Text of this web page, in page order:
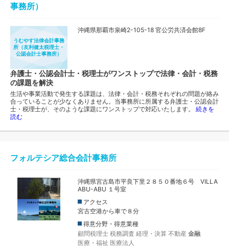
事務所）
うむやす法律会計事務
所（友利健太税理士・
公認会計士事務所）
沖縄県那覇市泉崎2-105-18 官公労共済会館8F
弁護士・公認会計士・税理士がワンストップで法律・会計・税務
の課題を解決
生活や事業活動で発生する課題は、法律・会計・税務それぞれの問題が絡み
合っていることが少なくありません。当事務所に所属する弁護士・公認会計
士・税理士が、そのような課題にワンストップで対応いたします。 続きを
読む
フォルテシア総合会計事務所
沖縄県宮古島市平良下里２８５０番地６号 VILLA
ABU-ABU １号室
アクセス
宮古空港から車で８分
得意分野・得意業種
顧問税理士 税務調査 経理・決算 不動産 金融
医療・福祉 医療法人